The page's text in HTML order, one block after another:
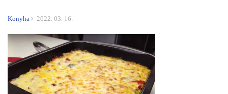
Konyha 2022. 03. 16.